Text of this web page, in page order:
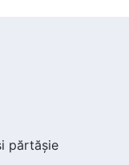
părtășie